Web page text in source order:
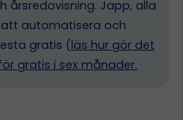
årsredovisning. Japp, alla
automatisera och
gratis (läs hur gör det
gratis i sex månader.